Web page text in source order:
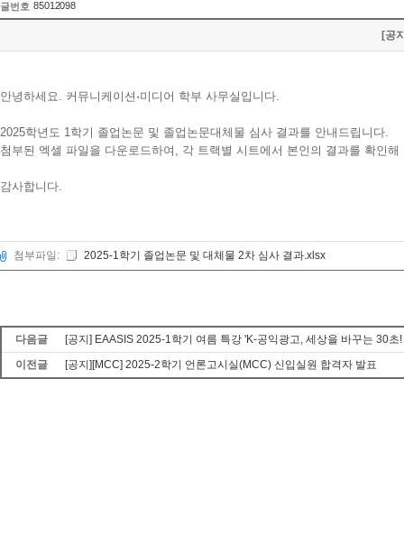
글번호 85012098
[공
안녕하세요. 커뮤니케이션 ·미디어 학부 사무실입니다.
2025학년도 1학기 졸업논문 및 졸업논문대체물 심사 결과를 안내드립니다.
첨부된 엑셀 파일을 다운로드하여, 각 트랙별 시트에서 본인의 결과를 확인해
감사합니다.
첨부파일: 2025-1학기 졸업논문 및 대체물 2차 심사 결과.xlsx
다음글
[공지] EAASIS 2025-1학기 여름 특강 'K-공익광고, 세상을 바꾸는 30
이전글
[공지][MCC] 2025-2학기 언론고시실(MCC) 신입실원 합격자 발표